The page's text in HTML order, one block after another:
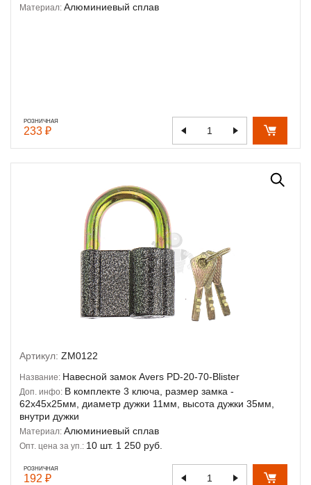
Материал: Алюминиевый сплав
РОЗНИЧНАЯ
233 ₽
Артикул: ZM0122
Название: Навесной замок Avers PD-20-70-Blister
Доп. инфо: В комплекте 3 ключа, размер замка -
62х45х25мм, диаметр дужки 11мм, высота дужки 35мм,
внутри дужки
Материал: Алюминиевый сплав
Опт. цена за уп.: 10 шт. 1 250 руб.
РОЗНИЧНАЯ
192 ₽